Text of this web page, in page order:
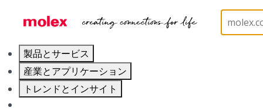
製品とサービス
産業とアプリケーション
トレンドとインサイト
Applicators and